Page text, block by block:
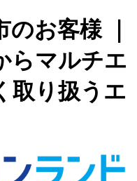
お客様 ｜
らマルチエ
取り扱うエ